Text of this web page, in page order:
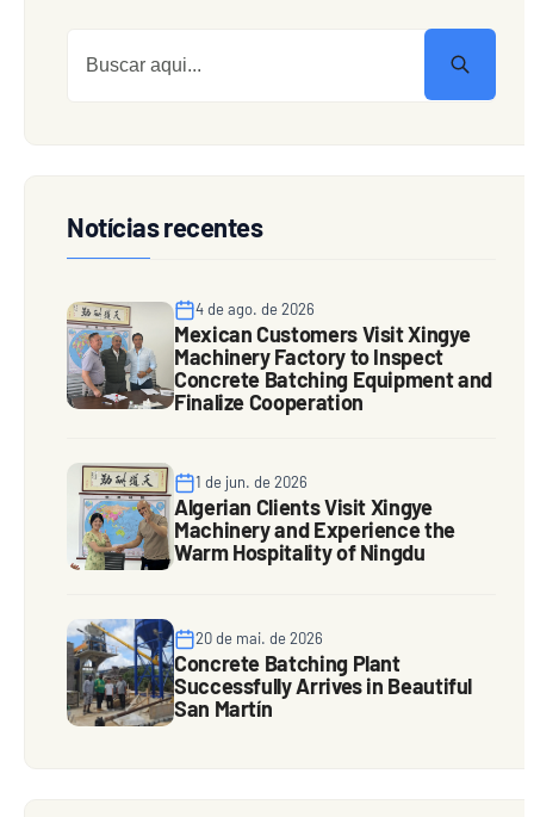
Notícias recentes
4 de ago. de 2026
Mexican Customers Visit Xingye
Machinery Factory to Inspect
Concrete Batching Equipment and
Finalize Cooperation
1 de jun. de 2026
Algerian Clients Visit Xingye
Machinery and Experience the
Warm Hospitality of Ningdu
20 de mai. de 2026
Concrete Batching Plant
Successfully Arrives in Beautiful
San Martín